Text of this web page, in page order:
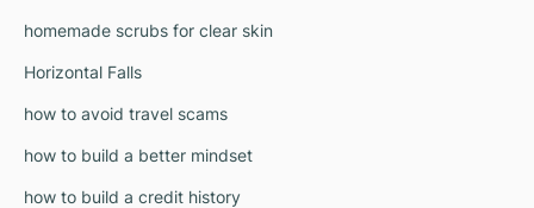
homemade scrubs for clear skin
Horizontal Falls
how to avoid travel scams
how to build a better mindset
how to build a credit history